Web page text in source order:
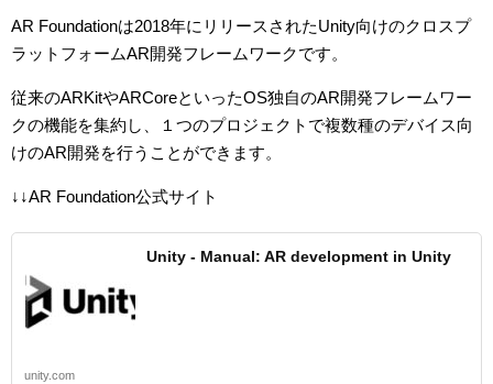
AR Foundationは2018年にリリースされたUnity向けのクロスプ
ラットフォームAR開発フレームワークです。
従来のARKitやARCoreといったOS独自のAR開発フレームワー
クの機能を集約し、１つのプロジェクトで複数種のデバイス向
けのAR開発を行うことができます。
↓↓AR Foundation公式サイト
Unity - Manual: AR development in Unity
unity.com